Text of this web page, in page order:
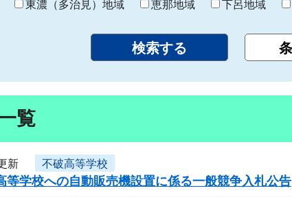
東濃（多治見）地域 恵那地域 下呂地域
覧
新 不破高等学校
等学校への自動販売機設置に係る一般競争入札公告